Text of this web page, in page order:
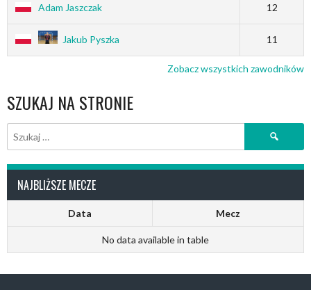
Adam Jaszczak 12
Jakub Pyszka 11
Zobacz wszystkich zawodników
SZUKAJ NA STRONIE
Szukaj:
NAJBLIŻSZE MECZE
Data Mecz
No data available in table